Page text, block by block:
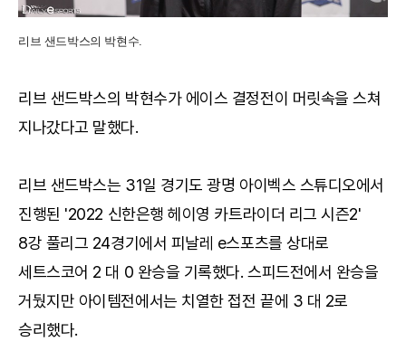
리브 샌드박스의 박현수.
리브 샌드박스의 박현수가 에이스 결정전이 머릿속을 스쳐
지나갔다고 말했다.
리브 샌드박스는 31일 경기도 광명 아이벡스 스튜디오에서
진행된 '2022 신한은행 헤이영 카트라이더 리그 시즌2'
8강 풀리그 24경기에서 피날레 e스포츠를 상대로
세트스코어 2 대 0 완승을 기록했다. 스피드전에서 완승을
거뒀지만 아이템전에서는 치열한 접전 끝에 3 대 2로
승리했다.